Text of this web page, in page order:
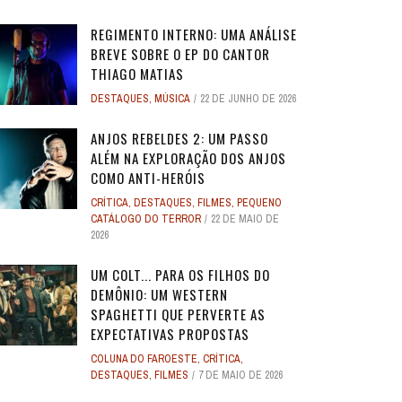
SUPERMAN
17 DE JULHO DE 2025
ANJOS REBELDES: UM EXPERIMENTO
SINGULAR DO CINEMA DE HORROR
DOS ANOS 1990, ...
28 DE ABRIL DE 2026 3
ANJOS REBELDES: UM EXPERIMENTO
SINGULAR DO CINEMA DE HORROR
DOS ANOS 1990, ...
28 DE ABRIL DE 2026 3
VERÃO PASSADO: UMA SÉRIE JUVENIL
...
4 DE JULHO DE 2025 32
MENINO LOBO
31 DE AGOSTO DE 2016
REGIMENTO INTERNO: UMA ANÁLISE
BREVE SOBRE O EP DO CANTOR
THIAGO MATIAS
DESTAQUES, MÚSICA 22 DE JUNHO DE 2026
ANJOS REBELDES 2: UM PASSO
ALÉM NA EXPLORAÇÃO DOS ANJOS
COMO ANTI-HERÓIS
CRÍTICA, DESTAQUES, FILMES, PEQUENO
CATÁLOGO DO TERROR
22 DE MAIO DE
2026
UM COLT... PARA OS FILHOS DO
DEMÔNIO: UM WESTERN
SPAGHETTI QUE PERVERTE AS
EXPECTATIVAS PROPOSTAS
COLUNA DO FAROESTE, CRÍTICA,
DESTAQUES, FILMES 7 DE MAIO DE 2026